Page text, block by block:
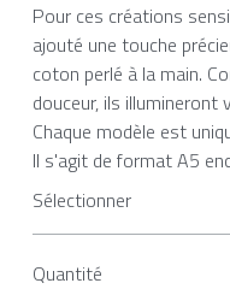
Pour ces créations
ajouté une touche
coton perlé à la main.
douceur, ils illumineront
Chaque modèle est
Il s'agit de format A5
Sélectionner
Quantité